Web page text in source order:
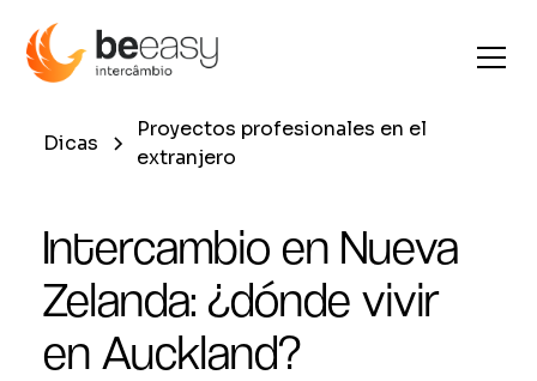
Dicas
Proyectos profesionales en el
extranjero
Intercambio en Nueva
Zelanda: ¿dónde vivir
en Auckland?